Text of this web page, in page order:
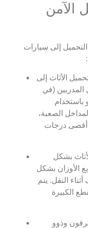
الآمن
التحميل إلى سيارات
الأثاث إلى
المدربين (في
باستخدام
الصعبة،
أقصى درجات
بشكل
الأوزان بشكل
النقل. يتم
الكبيرة
وذوو